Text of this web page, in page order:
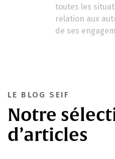
toutes les
relation aux
de ses
LE BLOG SEIF
Notre
d’articles